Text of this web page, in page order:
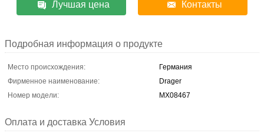
Лучшая цена Контакты
Подробная информация о продукте
Место происхождения:
Германия
Фирменное наименование:
Drager
Номер модели:
MX08467
Оплата и доставка Условия